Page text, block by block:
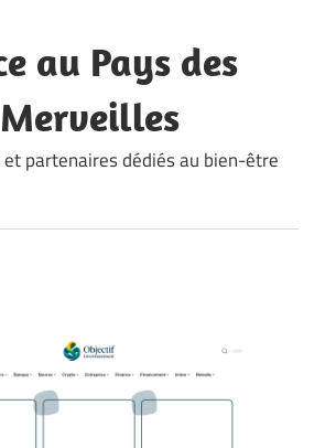
au Pays des
Merveilles
et partenaires dédiés au bien-être